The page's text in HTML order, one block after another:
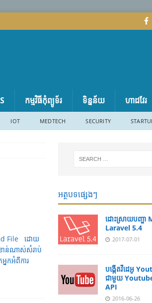
កម្មវិធីកុំព្យូទ័រ ទិន្នន័យ ហាដវែរ
IOT MEDTECH SECURITY
File ដោយ
ខាន់ណាស់សំរាប់
នកអំពីការ
អត្ថបទផ្សេងៗ
ដោះស្រាយបញ្ហ
Laravel 5.4
2017-07-01
បង្កើតវីដេអូ
ជាមួយ
API
2016-06-26